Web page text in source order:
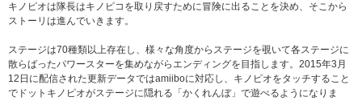
キノピオは隊長はキノピコを取り戻すために冒険に出ることを決め、そこから
ストーリは進んでいきます。
ステージは70種類以上存在し、様々な角度からステージを覗いて各ステージに
散らばったパワースターを集めながらエンディングを目指します。2015年3月
12日に配信された更新データではamiiboに対応し、キノピオをタッチすること
でドットキノピオがステージに隠れる「かくれんぼ」で遊べるようになりま